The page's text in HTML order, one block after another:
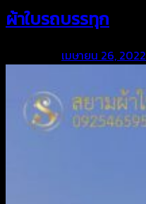
ผ้าใบรถบรรทุก
เมษายน 26, 2022